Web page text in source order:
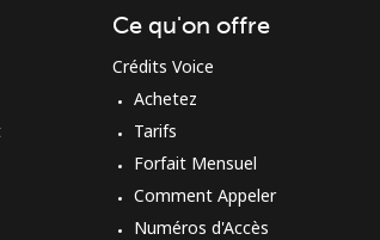
Ce qu'on offre
Crédits Voice
Achetez
Tarifs
Forfait Mensuel
Comment Appeler
Numéros d'Accès